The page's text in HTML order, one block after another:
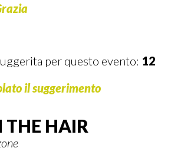
per questo evento: 12
il suggerimento
THE HAIR